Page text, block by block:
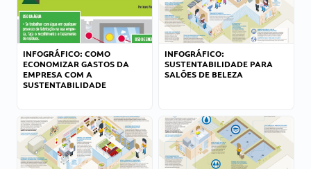
INFOGRÁFICO: COMO
ECONOMIZAR GASTOS DA
EMPRESA COM A
SUSTENTABILIDADE
INFOGRÁFICO:
SUSTENTABILIDADE PARA
SALÕES DE BELEZA